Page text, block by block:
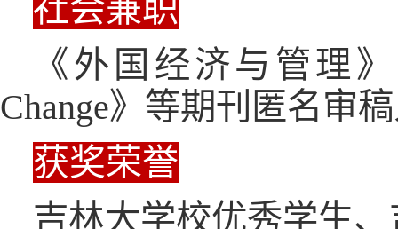
社会兼职
《外国经济与管理》
Change》等期刊匿名审
获奖荣誉
吉林大学校优秀学生